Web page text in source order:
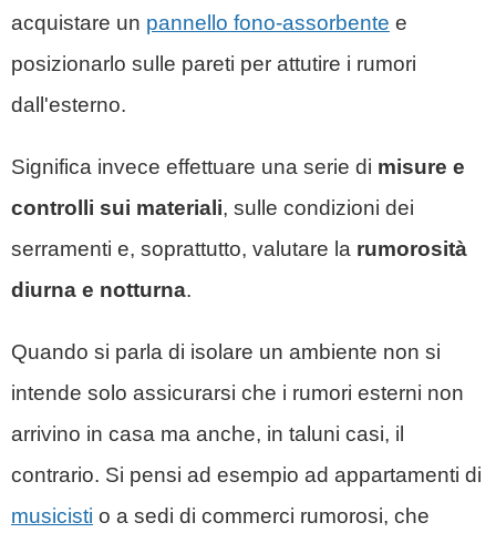
acquistare un pannello fono-assorbente e
posizionarlo sulle pareti per attutire i rumori
dall'esterno.
Significa invece effettuare una serie di misure e
controlli sui materiali, sulle condizioni dei
serramenti e, soprattutto, valutare la rumorosità
diurna e notturna.
Quando si parla di isolare un ambiente non si
intende solo assicurarsi che i rumori esterni non
arrivino in casa ma anche, in taluni casi, il
contrario. Si pensi ad esempio ad appartamenti di
musicisti o a sedi di commerci rumorosi, che